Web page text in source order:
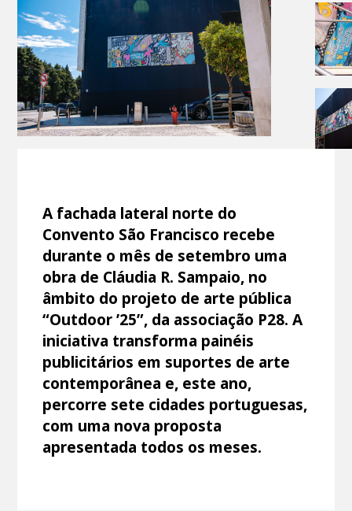
A fachada lateral norte do
Convento São Francisco recebe
durante o mês de setembro uma
obra de Cláudia R. Sampaio, no
âmbito do projeto de arte pública
“Outdoor ’25”, da associação P28. A
iniciativa transforma painéis
publicitários em suportes de arte
contemporânea e, este ano,
percorre sete cidades portuguesas,
com uma nova proposta
apresentada todos os meses.